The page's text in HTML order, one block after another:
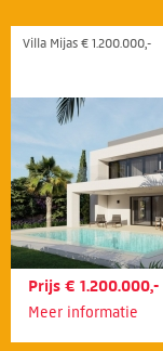
Villa Mijas € 1.200.000,-
Prijs € 1.200.000,-
Meer informatie